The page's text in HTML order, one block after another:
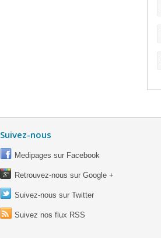
Suivez-nous
Medipages sur Facebook
Retrouvez-nous sur Google +
Suivez-nous sur Twitter
Suivez nos flux RSS